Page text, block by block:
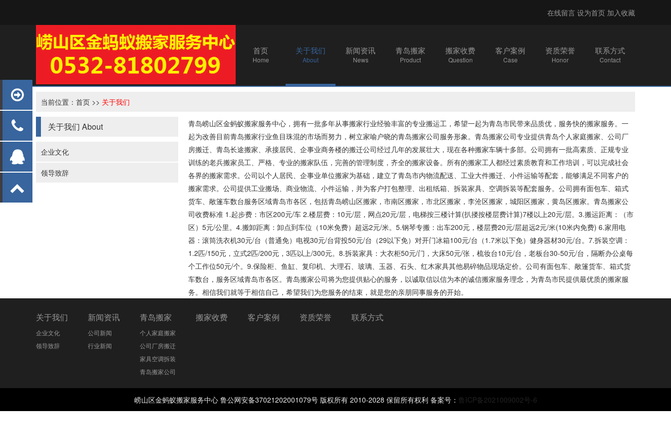
在线留言 设为首页 加入收藏
首页
Home
关于我们
About
新闻资讯
News
青岛搬家
Product
搬家收费
Question
客户案例
Case
资质荣誉
Honor
联系方式
Contact
当前位置： 首页 >> 关于我们
关于我们 About
企业文化
领导致辞
青岛崂山区金蚂蚁搬家服务中心，拥有一批多年从事搬家行业经验丰富的专业搬运工，希望一起为青岛市民带来品质优，服务快的搬家服务。一
起为改善目前青岛搬家行业鱼目珠混的市场而努力，树立家喻户晓的青岛搬家公司服务形象。青岛搬家公司专业提供青岛个人家庭搬家、公司厂
房搬迁、青岛长途搬家、承接居民、企事业商务楼的搬迁公司经过几年的发展壮大，现在各种搬家车辆十多部。公司拥有一批高素质、正规专业
训练的老兵搬家员工、严格、专业的搬家队伍，完善的管理制度，齐全的搬家设备。所有的搬家工人都经过素质教育和工作培训，可以完成社会
各界的搬家需求。公司以个人居民、企事业单位搬家为基础，建立了青岛市内物流配送、工业大件搬迁、小件运输等配套，能够满足不同客户的
搬家需求。公司提供工业搬场、商业物流、小件运输，并为客户打包整理、出租纸箱、拆装家具、空调拆装等配套服务。公司拥有面包车、箱式
货车、敞篷车数台服务区域青岛市各区，包括青岛崂山区搬家，市南区搬家，市北区搬家，李沧区搬家，城阳区搬家，黄岛区搬家。青岛搬家公
司收费标准 1.起步费：市区200元/车 2.楼层费：10元/层，网点20元/层，电梯按三楼计算(扒搂按楼层费计算)7楼以上20元/层。3.搬运距离：（市
区）5元/公里。4.搬卸距离：卸点到车位（10米免费）超远2元/米。5.钢琴专搬：出车200元，楼层费20元/层超远2元/米(10米内免费) 6.家用电
器：滚筒洗衣机30元/台（普通免）电视30元/台背投50元/台（29以下免）对开门冰箱100元/台（1.7米以下免）健身器材30元/台。7.拆装空调：
1.2匹/150元，立式2匹/200元，3匹以上/300元。8.拆装家具：大衣柜50元/门，大床50元/张，梳妆台10元/台，老板台30-50元/台，隔断办公桌每
个工作位50元/个。9.保险柜、鱼缸、复印机、大理石、玻璃、玉器、石头、红木家具其他易碎物品现场定价。公司有面包车、敞篷货车、箱式货
车数台，服务区域青岛市各区。 青岛搬家公司将为您提供贴心的服务，以诚取信以信为本的诚信搬家服务理念，为青岛市民提供最优质的搬家服
务。相信我们就等于相信自己，希望我们为您服务的结束，就是您的亲朋同事服务的开始。
关于我们
企业文化
领导致辞
新闻资讯
公司新闻
行业新闻
青岛搬家
个人家庭搬家
公司厂房搬迁
家具空调拆装
青岛搬家公司
搬家收费 客户案例 资质荣誉 联系方式
崂山区金蚂蚁搬家服务中心 鲁公网安备37021202001079号 版权所有 2010-2028 保留所有权利 备案号： 鲁ICP备2021009002号-6